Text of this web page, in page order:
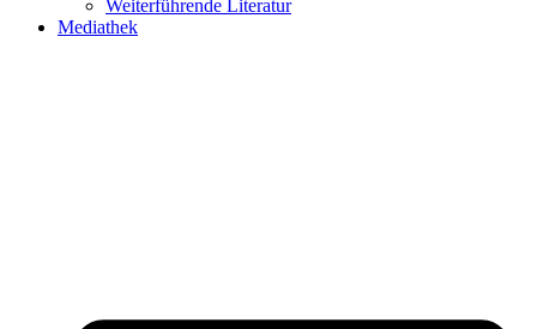
Weiterführende Literatur
Mediathek